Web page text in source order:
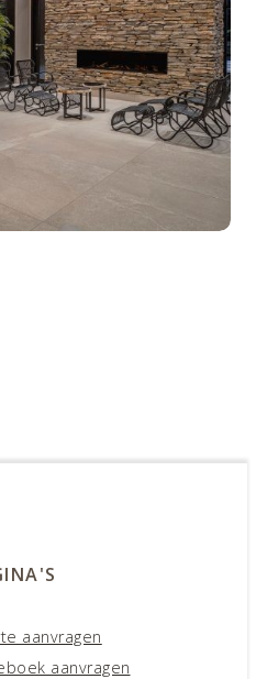
aanvragen
aanvragen